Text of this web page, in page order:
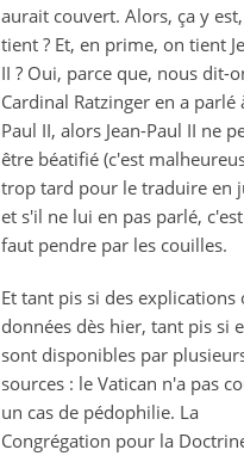
aurait couvert. Alors, ça y
tient ? Et, en prime, on tient
II ? Oui, parce que, nous dit-
Cardinal Ratzinger en a parlé
Paul II, alors Jean-Paul II ne
être béatifié (c'est
trop tard pour le traduire en
et s'il ne lui en pas parlé,
faut pendre par les couilles.
Et tant pis si des explications
données dès hier, tant pis si
sont disponibles par
sources : le Vatican n'a pas
un cas de pédophilie. La
Congrégation pour la